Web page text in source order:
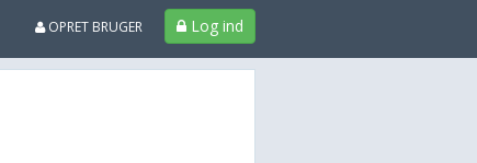
Log ind
OPRET BRUGER